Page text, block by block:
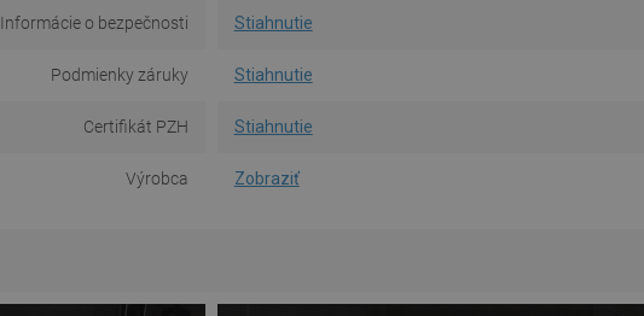
Informácie o bezpečnosti Stiahnutie
Podmienky záruky Stiahnutie
Certifikát PZH Stiahnutie
Výrobca Zobraziť